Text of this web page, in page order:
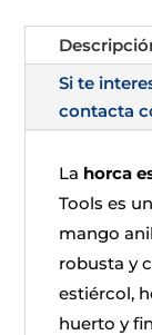
Si te
contacta
La horca
Tools es
mango
robusta y
estiércol,
huerto y